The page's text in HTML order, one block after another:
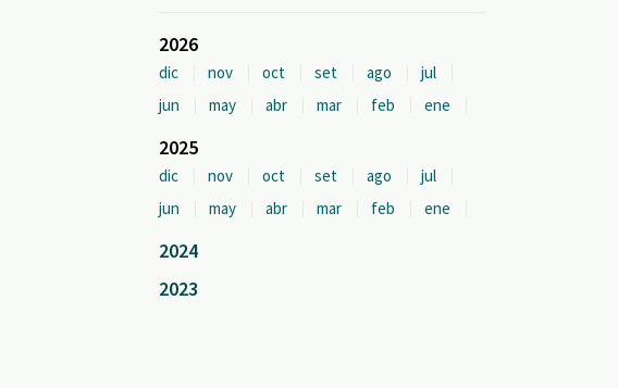
2026
dic nov oct set ago
jul
jun
may abr mar feb ene
2025
dic nov oct set ago
jul
jun
may abr mar feb ene
2024
2023